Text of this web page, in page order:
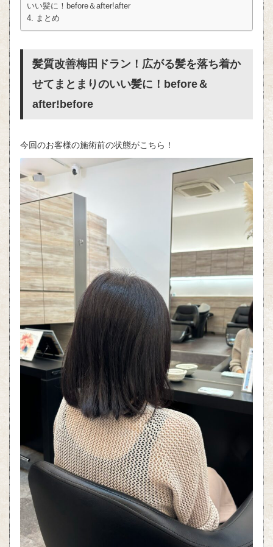
いい髪に！before＆after!after
まとめ
髪質改善梅田ドラン！広がる髪を落ち着か
せてまとまりのいい髪に！before＆
after!before
今回のお客様の施術前の状態がこちら！